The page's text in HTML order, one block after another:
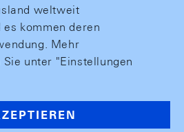
weltweit
es kommen deren
Mehr
unter "Einstellungen